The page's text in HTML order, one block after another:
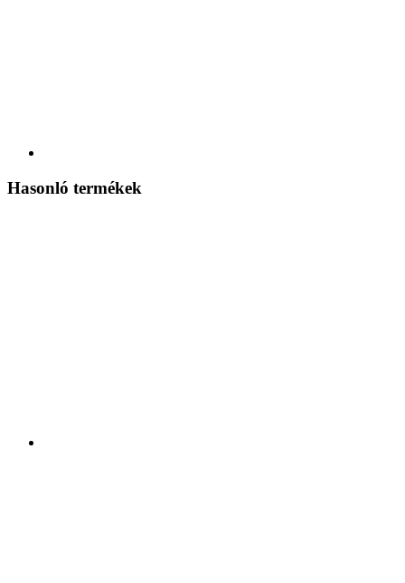
Hasonló termékek